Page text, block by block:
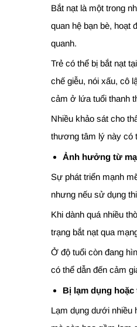
Bắt nạt là một trong
quan hệ bạn bè, hoạt
quanh.
Trẻ có thể bị bắt nạt
chế giễu, nói xấu, cô
cảm ở lứa tuổi thanh
Nhiều khảo sát cho
thương tâm lý này có
Ảnh hưởng từ
Sự phát triển mạnh
nhưng nếu sử dụng
Khi dành quá nhiều
trạng bắt nạt qua
Ở độ tuổi còn đang
có thể dẫn đến cảm
Bị lạm dụng
Lạm dụng dưới nhiều